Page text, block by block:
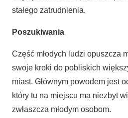
stałego zatrudnienia.
Poszukiwania
Część młodych ludzi opuszcza
swoje kroki do pobliskich
miast. Głównym powodem jest
który tu na miejscu ma niezbyt
zwłaszcza młodym osobom.